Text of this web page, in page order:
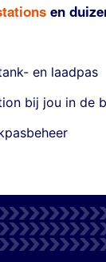
en
en laadpas
bij jou in de